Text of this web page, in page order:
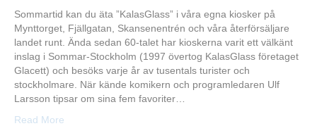
Sommartid kan du äta ”KalasGlass” i våra egna kiosker på
Mynttorget, Fjällgatan, Skansenentrén och våra återförsäljare
landet runt. Ända sedan 60-talet har kioskerna varit ett välkänt
inslag i Sommar-Stockholm (1997 övertog KalasGlass företaget
Glacett) och besöks varje år av tusentals turister och
stockholmare. När kände komikern och programledaren Ulf
Larsson tipsar om sina fem favoriter…
Read More